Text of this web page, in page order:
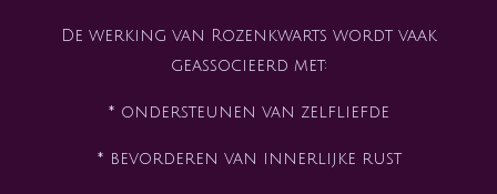
De werking van Rozenkwarts wordt vaak
geassocieerd met:
* ondersteunen van zelfliefde
* bevorderen van innerlijke rust